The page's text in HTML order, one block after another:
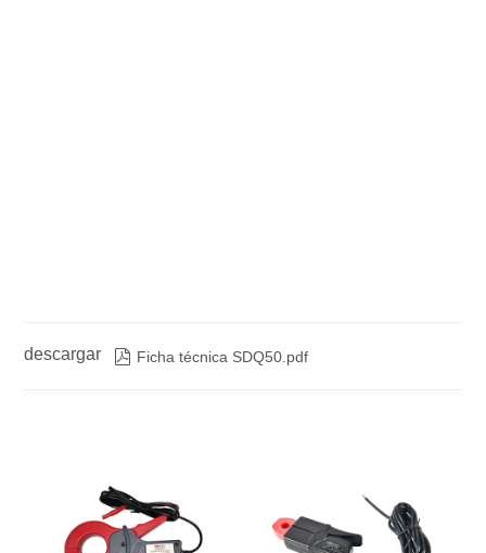
descargar  Ficha técnica SDQ50.pdf